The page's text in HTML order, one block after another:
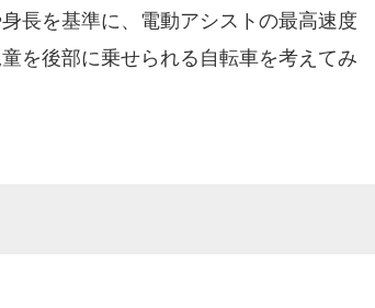
長を基準に、電動アシストの最高速度
を後部に乗せられる自転車を考えてみ